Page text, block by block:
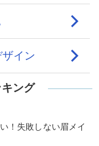
ング
！失敗しない眉メイ